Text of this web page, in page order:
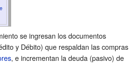
se ingresan los documentos
y Débito) que respaldan las compras
, e incrementan la deuda (pasivo) de